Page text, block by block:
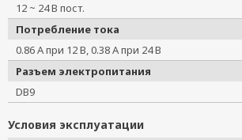
12 ~ 24 В пост.
Потребление тока
0.86 А при 12 В, 0.38 А при 24 В
Разъем электропитания
DB9
Условия эксплуатации